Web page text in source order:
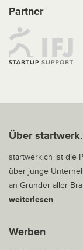
Partner
Über
startwerk.ch ist die
über junge
an Gründer aller
weiterlesen
Werben